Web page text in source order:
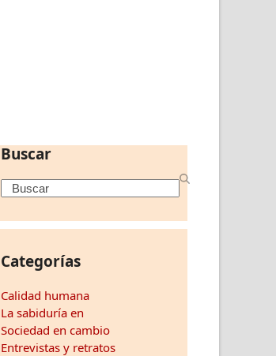
Buscar
Search
Categorías
Calidad humana
La sabiduría en
Sociedad en cambio
Entrevistas y retratos